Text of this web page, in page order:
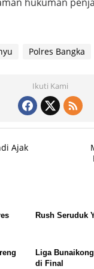
Polres Bangka
Ikuti Kami
Ajak
Rush Seruduk
Liga
di Final